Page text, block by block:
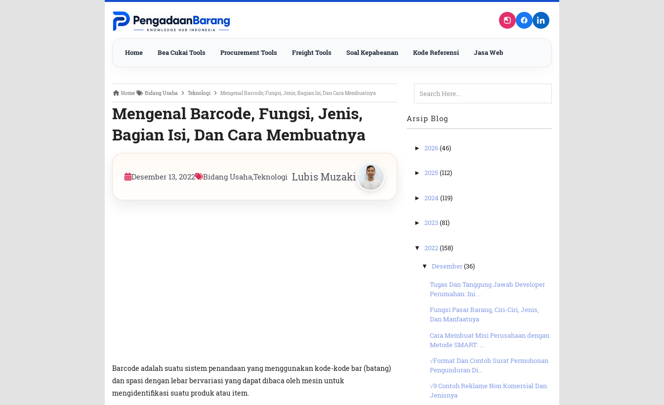
Home Bea Cukai Tools Procurement Tools Freight Tools Soal Kepabeanan Kode Referensi Jasa Web
Home Bidang Usaha Teknologi Mengenal Barcode, Fungsi, Jenis, Bagian Isi, Dan Cara Membuatnya
Mengenal Barcode, Fungsi, Jenis,
Bagian Isi, Dan Cara Membuatnya
Desember 13, 2022 Bidang Usaha,Teknologi Lubis Muzaki
Barcode adalah suatu sistem penandaan yang menggunakan kode-kode bar (batang)
dan spasi dengan lebar bervariasi yang dapat dibaca oleh mesin untuk
mengidentifikasi suatu produk atau item.
Arsip Blog
► 2026(46)
► 2025 (112)
► 2024 (119)
► 2023(81)
▼ 2022(158)
▼Desember(36)
Tugas Dan Tanggung Jawab Developer
Perumahan: Ini ...
Fungsi Pasar Barang, Ciri-Ciri, Jenis,
Dan Manfaatnya
Cara Membuat Misi Perusahaan dengan
Metode SMART: ...
√Format Dan Contoh Surat Permohonan
Pengunduran Di...
√9 Contoh Reklame Non Komersial Dan
Jenisnya